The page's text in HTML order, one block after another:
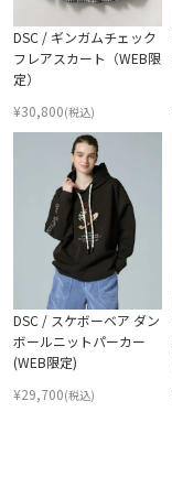
DSC / ギンガムチェック
フレアスカート（WEB限
定）
¥30,800(税込)
DSC / スケボーベア ダン
ボールニットパーカー
(WEB限定)
¥29,700(税込)